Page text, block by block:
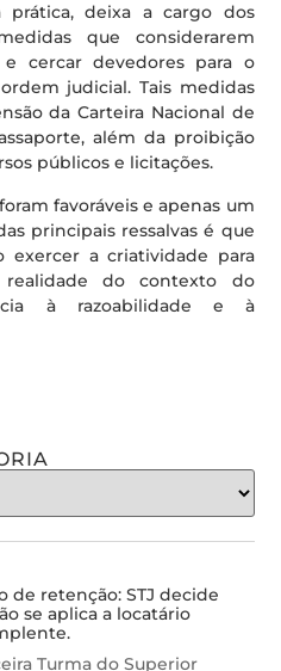
prática, deixa a cargo dos
que considerarem
e cercar devedores para o
judicial. Tais medidas
da Carteira Nacional de
além da proibição
públicos e licitações.
favoráveis e apenas um
principais ressalvas é que
exercer a criatividade para
do contexto do
à razoabilidade e à
de retenção: STJ decide
se aplica a locatário
Turma do Superior